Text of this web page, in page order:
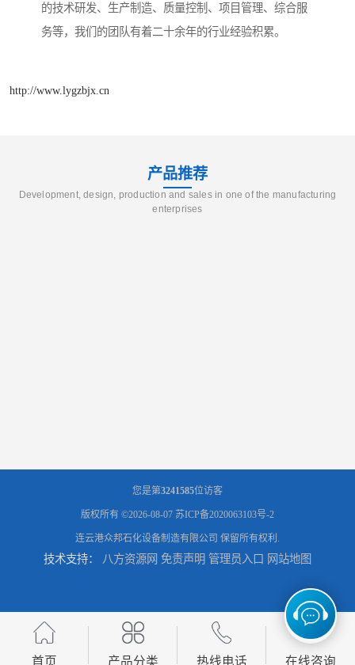
的技术研发、生产制造、质量控制、项目管理、综合服
务等，我们的团队有着二十余年的行业经验积累。
http://www.lygzbjx.cn
产品推荐
Development, design, production and sales in one of the manufacturing
enterprises
您是第3241585位访客
版权所有 ©2026-08-07 苏ICP备2020063103号-2
连云港众邦石化设备制造有限公司 保留所有权利.
技术支持： 八方资源网 免责声明 管理员入口 网站地图
首页 产品分类 热线电话 在线咨询